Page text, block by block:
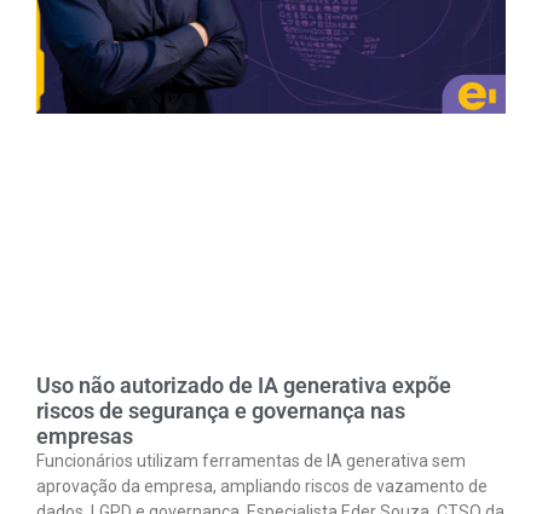
Uso não autorizado de IA generativa expõe
riscos de segurança e governança nas
empresas
Funcionários utilizam ferramentas de IA generativa sem
aprovação da empresa, ampliando riscos de vazamento de